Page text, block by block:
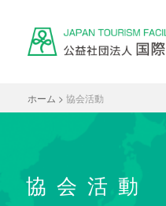
ホーム > 協会活動
協会活動